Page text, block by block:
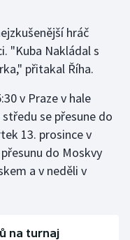
hráč
"Kuba Nakládal s
přitakal Říha.
v Praze v hale
se přesune do
13. prosince v
do Moskvy
a v neděli v
na turnaj